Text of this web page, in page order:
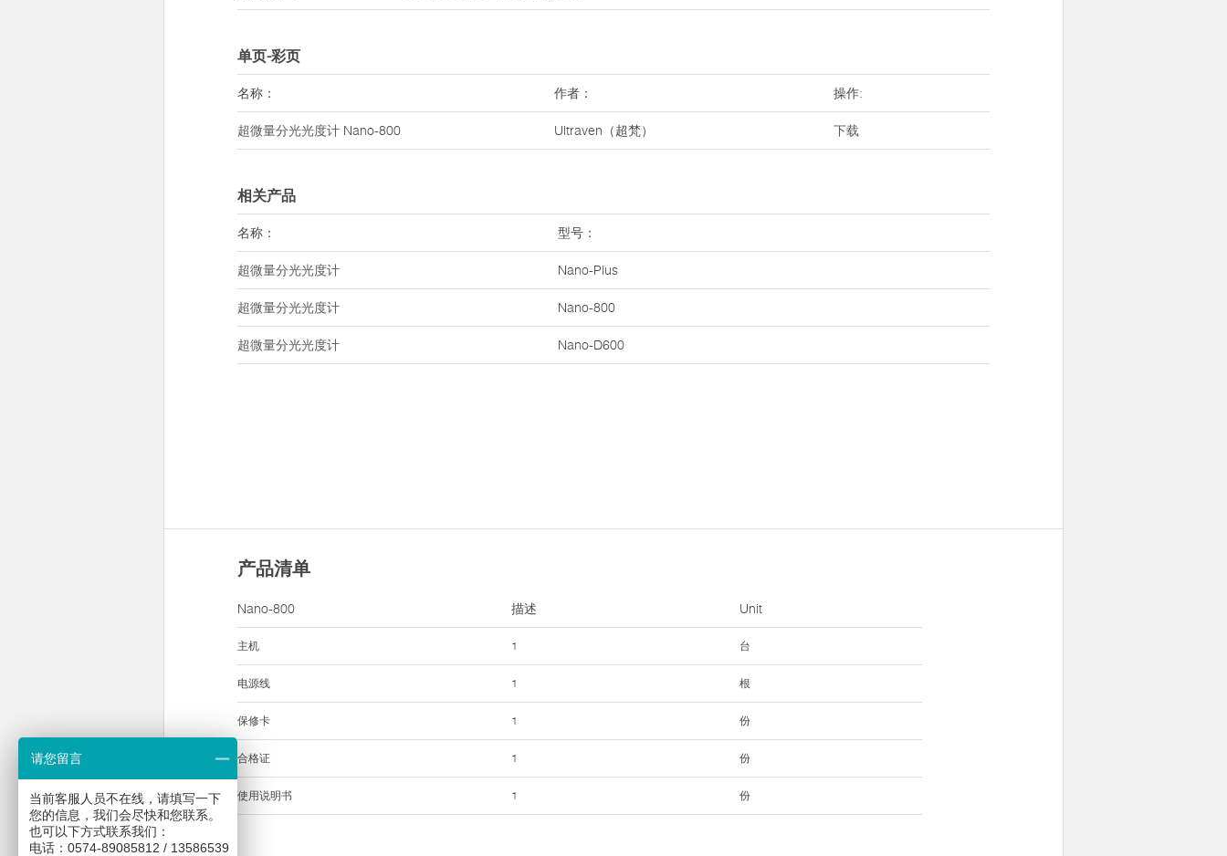
单页-彩页
名称： 作者： 操作:
超微量分光光度计 Nano-800 Ultraven（超梵） 下载
相关产品
名称： 型号：
超微量分光光度计 Nano-Plus
超微量分光光度计 Nano-800
超微量分光光度计 Nano-D600
产品清单
Nano-800 Unit
主机 台
电源线 根
保修卡 份
合格证 份
使用说明书 份
描述
1
1
1
1
1
请您留言
当前客服人员不在线，请填写一下
您的信息，我们会尽快和您联系。
也可以下方式联系我们：
电话：0574-89085812 / 13586539